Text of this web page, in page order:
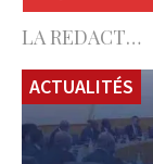
LA REDACTION
ACTUALITÉS